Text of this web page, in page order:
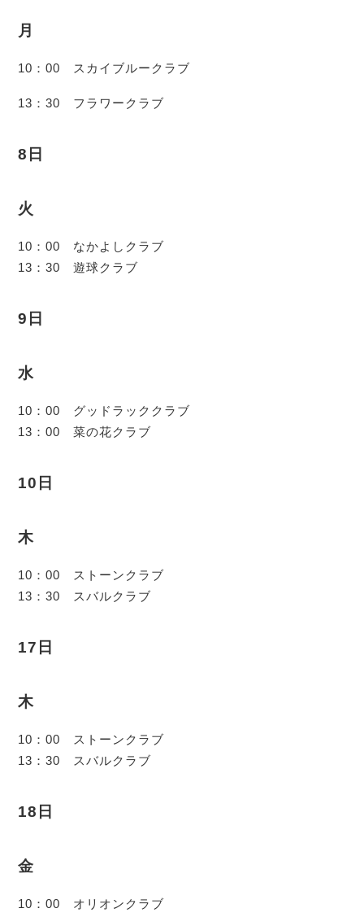
月
10：00 スカイブルークラブ
13：30 フラワークラブ
8日
火
10：00 なかよしクラブ
13：30 遊球クラブ
9日
水
10：00 グッドラッククラブ
13：00 菜の花クラブ
10日
木
10：00 ストーンクラブ
13：30 スバルクラブ
17日
木
10：00 ストーンクラブ
13：30 スバルクラブ
18日
金
10：00 オリオンクラブ